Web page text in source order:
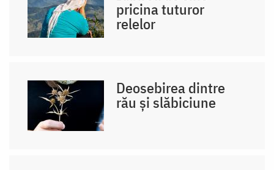
pricina tuturor
relelor
Deosebirea dintre
rău și slăbiciune